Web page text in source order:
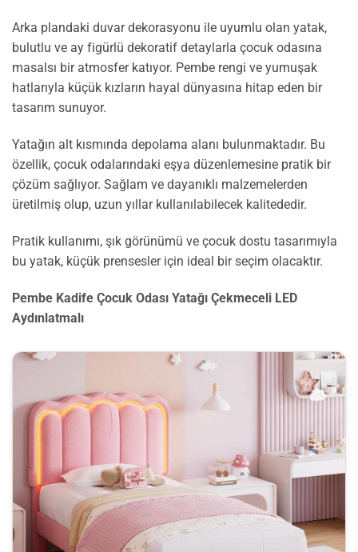
Arka plandaki duvar dekorasyonu ile uyumlu olan yatak,
bulutlu ve ay figürlü dekoratif detaylarla çocuk odasına
masalsı bir atmosfer katıyor. Pembe rengi ve yumuşak
hatlarıyla küçük kızların hayal dünyasına hitap eden bir
tasarım sunuyor.
Yatağın alt kısmında depolama alanı bulunmaktadır. Bu
özellik, çocuk odalarındaki eşya düzenlemesine pratik bir
çözüm sağlıyor. Sağlam ve dayanıklı malzemelerden
üretilmiş olup, uzun yıllar kullanılabilecek kalitededir.
Pratik kullanımı, şık görünümü ve çocuk dostu tasarımıyla
bu yatak, küçük prensesler için ideal bir seçim olacaktır.
Pembe Kadife Çocuk Odası Yatağı Çekmeceli LED
Aydınlatmalı